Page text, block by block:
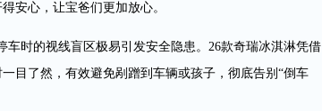
安心，让宝爸们更加放心。
车时的视线盲区极易引发安全隐患。26款奇瑞冰淇淋凭借
目了然，有效避免剐蹭到车辆或孩子，彻底告别“倒车